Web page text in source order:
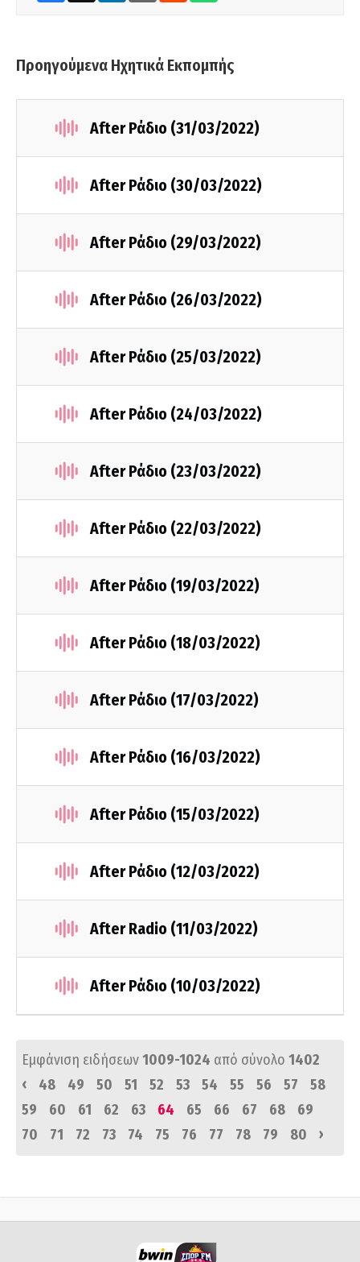
Προηγούμενα Ηχητικά Εκπομπής
After Ράδιο (31/03/2022)
After Ράδιο (30/03/2022)
After Ράδιο (29/03/2022)
After Ράδιο (26/03/2022)
After Ράδιο (25/03/2022)
After Ράδιο (24/03/2022)
After Ράδιο (23/03/2022)
After Ράδιο (22/03/2022)
After Ράδιο (19/03/2022)
After Ράδιο (18/03/2022)
After Ράδιο (17/03/2022)
After Ράδιο (16/03/2022)
After Ράδιο (15/03/2022)
After Ράδιο (12/03/2022)
After Radio (11/03/2022)
After Ράδιο (10/03/2022)
Εμφάνιση ειδήσεων1009-1024 από σύνολο 1402
‹
48 49 50 51 52 53 54 55 56 57
58
59
60 61 62 63 64 65 66 67 68
69
70
71 72 73 74 75 76 77 78 79 80 ›